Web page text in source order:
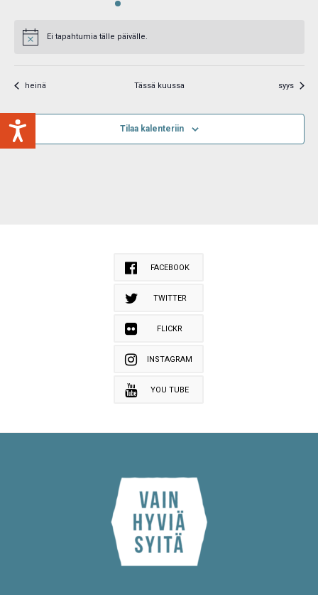
tapahtumattapahtuma
Notice Ei tapahtumia tälle päivälle.
heinä Tässä kuussa syys
Tilaa kalenteriin
FACEBOOK
TWITTER
FLICKR
INSTAGRAM
YOU TUBE